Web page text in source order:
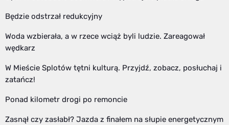
Będzie odstrzał redukcyjny
Woda wzbierała, a w rzece wciąż byli ludzie. Zareagował
wędkarz
W Mieście Splotów tętni kulturą. Przyjdź, zobacz, posłuchaj i
zatańcz!
Ponad kilometr drogi po remoncie
Zasnął czy zasłabł? Jazda z finałem na słupie energetycznym